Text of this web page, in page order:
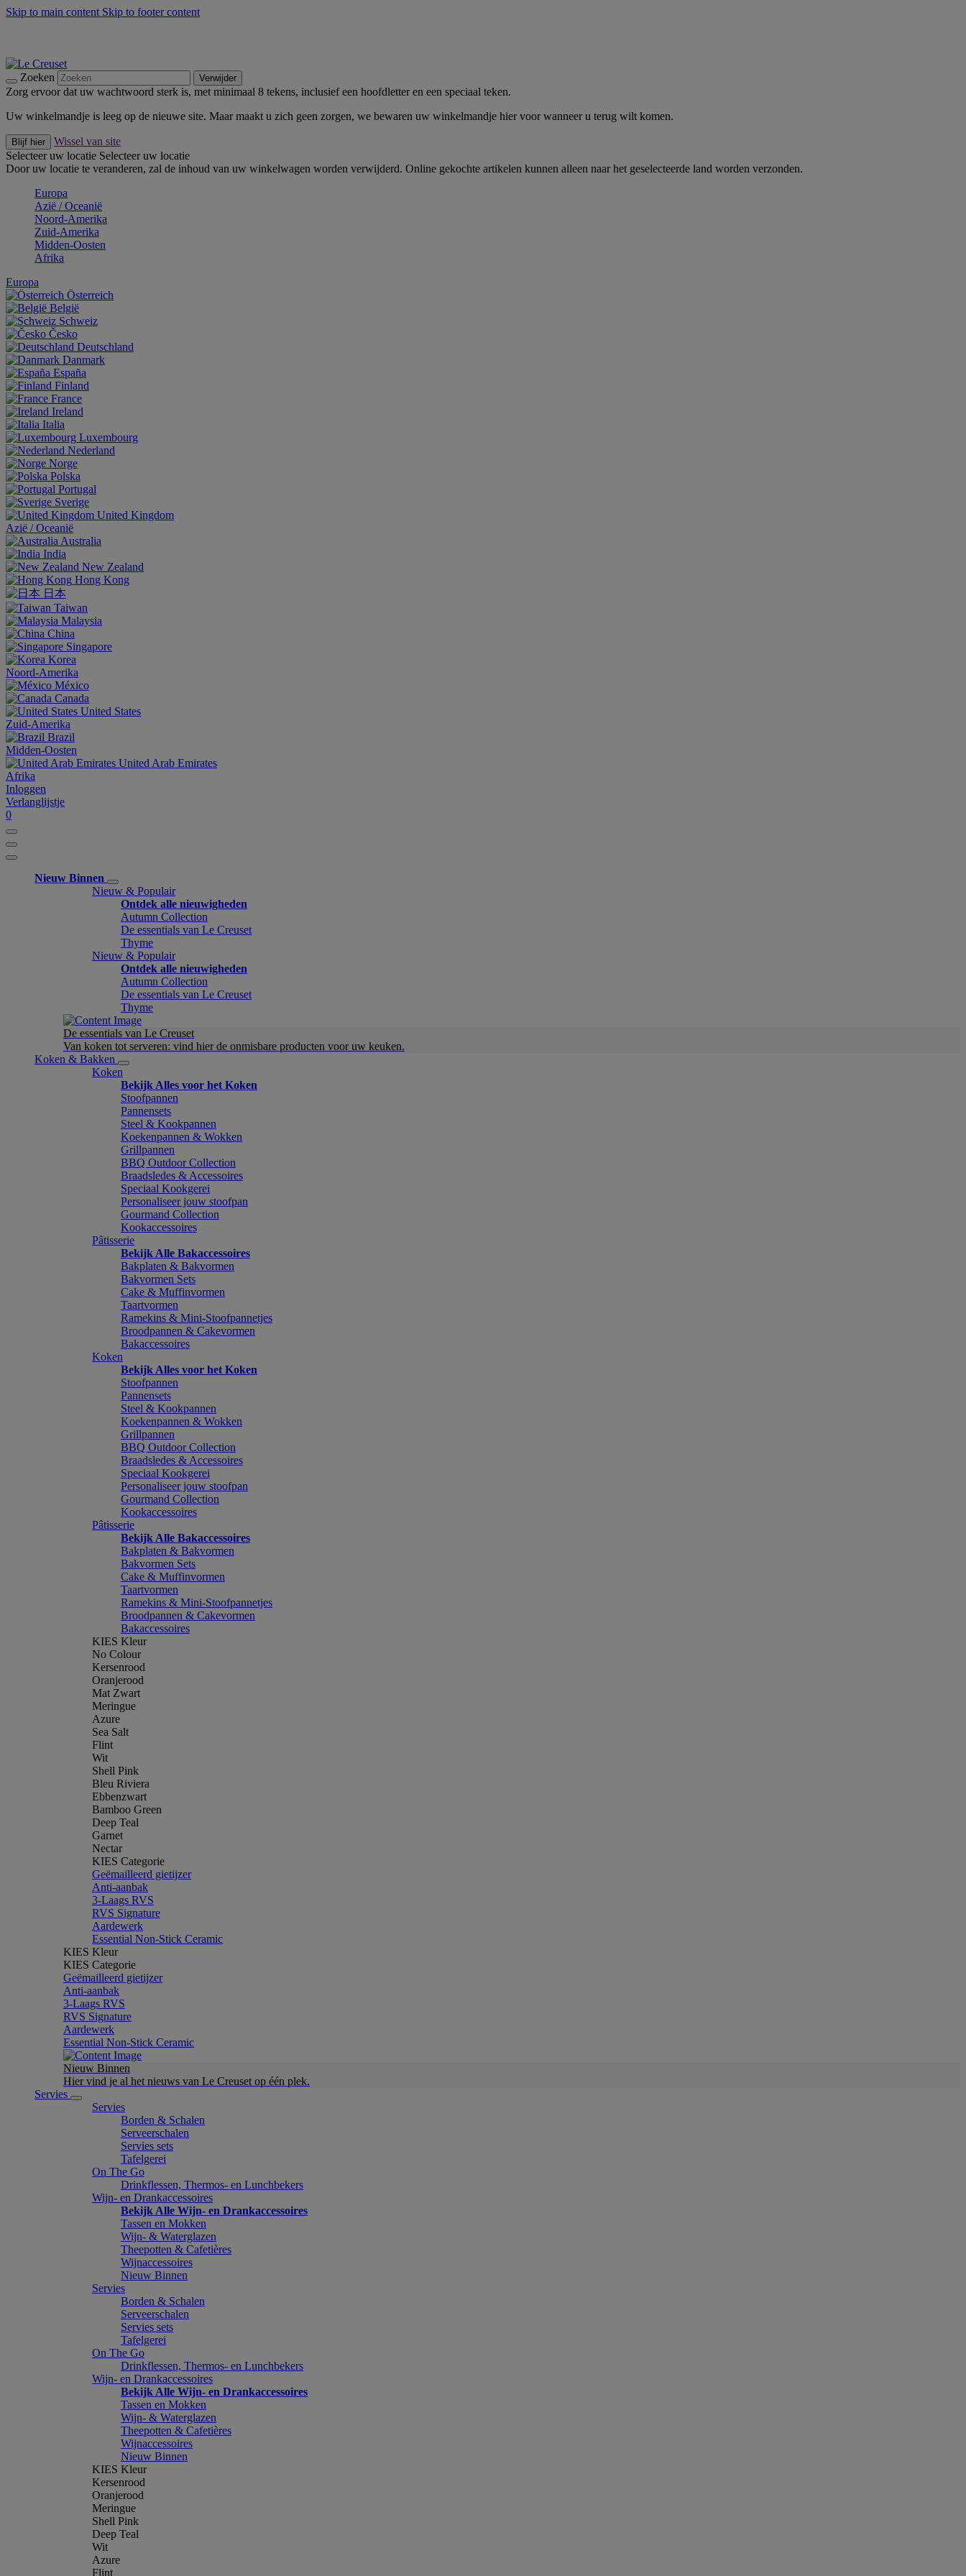
Skip to main content Skip to footer content
Zoeken Verwijder
Zorg ervoor dat uw wachtwoord sterk is, met minimaal 8 tekens, inclusief een hoofdletter en een speciaal teken.
Uw winkelmandje is leeg op de nieuwe site. Maar maakt u zich geen zorgen, we bewaren uw winkelmandje hier voor wanneer u terug wilt komen.
Blijf hier
Wissel van site
Selecteer uw locatie Selecteer uw locatie
Door uw locatie te veranderen, zal de inhoud van uw winkelwagen worden verwijderd. Online gekochte artikelen kunnen alleen naar het geselecteerde land worden verzonden.
Europa
Aziё / Oceaniё
Noord-Amerika
Zuid-Amerika
Midden-Oosten
Afrika
Europa
Österreich
België
Schweiz
Česko
Deutschland
Danmark
España
Finland
France
Ireland
Italia
Luxembourg
Nederland
Norge
Polska
Portugal
Sverige
United Kingdom
Aziё / Oceaniё
Australia
India
New Zealand
Hong Kong
日本
Taiwan
Malaysia
China
Singapore
Korea
Noord-Amerika
México
Canada
United States
Zuid-Amerika
Brazil
Midden-Oosten
United Arab Emirates
Afrika
Inloggen
Verlanglijstje
0
Nieuw Binnen
Nieuw & Populair
Ontdek alle nieuwigheden
Autumn Collection
De essentials van Le Creuset
Thyme
Nieuw & Populair
Ontdek alle nieuwigheden
Autumn Collection
De essentials van Le Creuset
Thyme
De essentials van Le Creuset
Van koken tot serveren: vind hier de onmisbare producten voor uw keuken.
Koken & Bakken
Koken
Bekijk Alles voor het Koken
Stoofpannen
Pannensets
Steel & Kookpannen
Koekenpannen & Wokken
Grillpannen
BBQ Outdoor Collection
Braadsledes & Accessoires
Speciaal Kookgerei
Personaliseer jouw stoofpan
Gourmand Collection
Kookaccessoires
Pâtisserie
Bekijk Alle Bakaccessoires
Bakplaten & Bakvormen
Bakvormen Sets
Cake & Muffinvormen
Taartvormen
Ramekins & Mini-Stoofpannetjes
Broodpannen & Cakevormen
Bakaccessoires
Koken
Bekijk Alles voor het Koken
Stoofpannen
Pannensets
Steel & Kookpannen
Koekenpannen & Wokken
Grillpannen
BBQ Outdoor Collection
Braadsledes & Accessoires
Speciaal Kookgerei
Personaliseer jouw stoofpan
Gourmand Collection
Kookaccessoires
Pâtisserie
Bekijk Alle Bakaccessoires
Bakplaten & Bakvormen
Bakvormen Sets
Cake & Muffinvormen
Taartvormen
Ramekins & Mini-Stoofpannetjes
Broodpannen & Cakevormen
Bakaccessoires
KIES Kleur
No Colour
Kersenrood
Oranjerood
Mat Zwart
Meringue
Azure
Sea Salt
Flint
Wit
Shell Pink
Bleu Riviera
Ebbenzwart
Bamboo Green
Deep Teal
Garnet
Nectar
KIES Categorie
Geëmailleerd gietijzer
Anti-aanbak
3-Laags RVS
RVS Signature
Aardewerk
Essential Non-Stick Ceramic
KIES Kleur
KIES Categorie
Geëmailleerd gietijzer
Anti-aanbak
3-Laags RVS
RVS Signature
Aardewerk
Essential Non-Stick Ceramic
Nieuw Binnen
Hier vind je al het nieuws van Le Creuset op één plek.
Servies
Servies
Borden & Schalen
Serveerschalen
Servies sets
Tafelgerei
On The Go
Drinkflessen, Thermos- en Lunchbekers
Wijn- en Drankaccessoires
Bekijk Alle Wijn- en Drankaccessoires
Tassen en Mokken
Wijn- & Waterglazen
Theepotten & Cafetières
Wijnaccessoires
Nieuw Binnen
Servies
Borden & Schalen
Serveerschalen
Servies sets
Tafelgerei
On The Go
Drinkflessen, Thermos- en Lunchbekers
Wijn- en Drankaccessoires
Bekijk Alle Wijn- en Drankaccessoires
Tassen en Mokken
Wijn- & Waterglazen
Theepotten & Cafetières
Wijnaccessoires
Nieuw Binnen
KIES Kleur
Kersenrood
Oranjerood
Meringue
Shell Pink
Deep Teal
Wit
Azure
Flint